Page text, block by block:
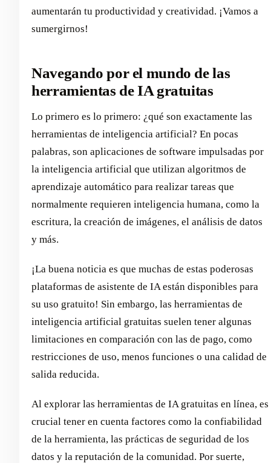
aumentarán tu productividad y creatividad. ¡Vamos a
sumergirnos!
Navegando por el mundo de las
herramientas de IA gratuitas
Lo primero es lo primero: ¿qué son exactamente las
herramientas de inteligencia artificial? En pocas
palabras, son aplicaciones de software impulsadas por
la inteligencia artificial que utilizan algoritmos de
aprendizaje automático para realizar tareas que
normalmente requieren inteligencia humana, como la
escritura, la creación de imágenes, el análisis de datos
y más.
¡La buena noticia es que muchas de estas poderosas
plataformas de asistente de IA están disponibles para
su uso gratuito! Sin embargo, las herramientas de
inteligencia artificial gratuitas suelen tener algunas
limitaciones en comparación con las de pago, como
restricciones de uso, menos funciones o una calidad de
salida reducida.
Al explorar las herramientas de IA gratuitas en línea, es
crucial tener en cuenta factores como la confiabilidad
de la herramienta, las prácticas de seguridad de los
datos y la reputación de la comunidad. Por suerte,